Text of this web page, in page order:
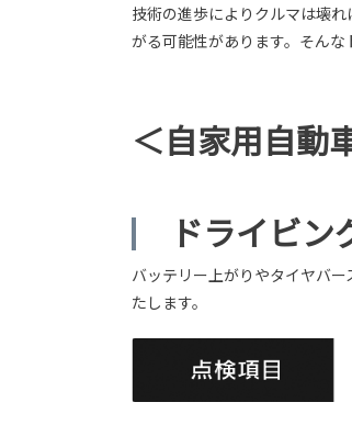
技術の進歩によりクルマは壊
がる可能性があります。そんな
＜自家用自動
ドライビン
バッテリー上がりやタイヤバ
たします。